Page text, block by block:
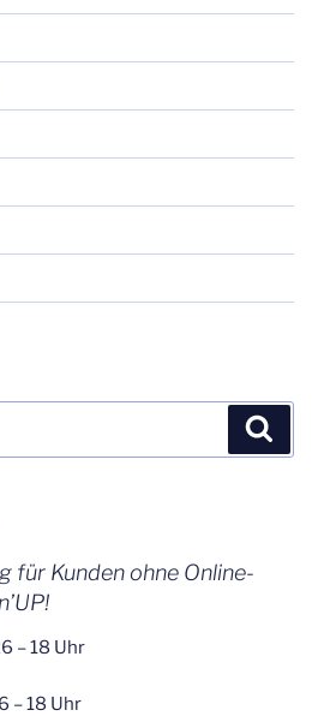
für Kunden ohne Online-
– 18 Uhr
– 18 Uhr